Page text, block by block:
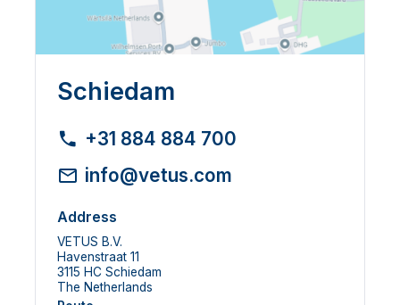
Schiedam
+31 884 884 700
info@vetus.com
Address
VETUS B.V.
Havenstraat 11
3115 HC Schiedam
The Netherlands